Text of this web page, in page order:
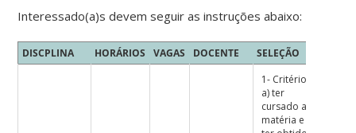
Interessado(a)s devem seguir as instruções abaixo:
DISCPLINA HORÁRIOS VAGAS DOCENTE SELEÇÃO
1- Critérios:
a) ter
cursado a
matéria e